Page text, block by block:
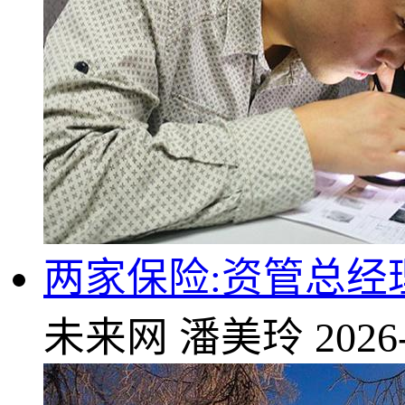
两家保险:资管总
未来网 潘美玲